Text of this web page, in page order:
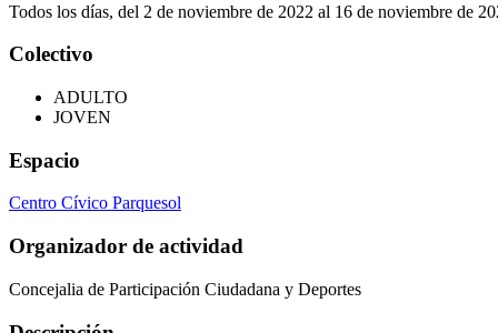
Todos los días, del 2 de noviembre de 2022 al 16 de noviembre de
Colectivo
ADULTO
JOVEN
Espacio
Centro Cívico Parquesol
Organizador de actividad
Concejalia de Participación Ciudadana y Deportes